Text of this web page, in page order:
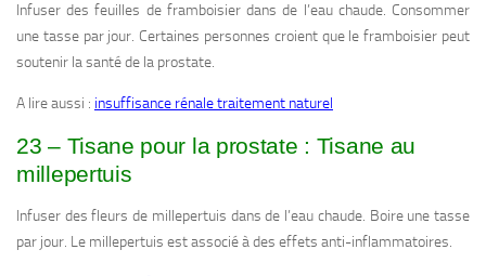
Infuser des feuilles de framboisier dans de l’eau chaude. Consommer
une tasse par jour. Certaines personnes croient que le framboisier peut
soutenir la santé de la prostate.
A lire aussi : insuffisance rénale traitement naturel
23 – Tisane pour la prostate : Tisane au
millepertuis
Infuser des fleurs de millepertuis dans de l’eau chaude. Boire une tasse
par jour. Le millepertuis est associé à des effets anti-inflammatoires.